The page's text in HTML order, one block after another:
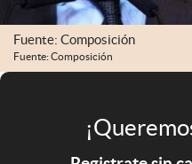
Mediakit
abre en nueva pestaña
Argentina
Fuente: Composición
Fuente: Composición